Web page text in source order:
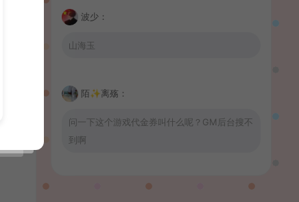
波少：
山海玉
陌✨离殇：
问一下这个游戏代金券叫什么呢？GM后台搜不
到啊